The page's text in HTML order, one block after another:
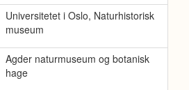
Universitetet i Oslo, Naturhistorisk
museum
Agder naturmuseum og botanisk
hage